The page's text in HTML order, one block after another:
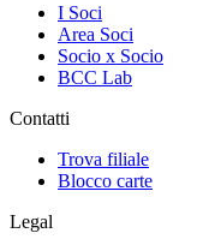
I Soci
Area Soci
Socio x Socio
BCC Lab
Contatti
Trova filiale
Blocco carte
Legal